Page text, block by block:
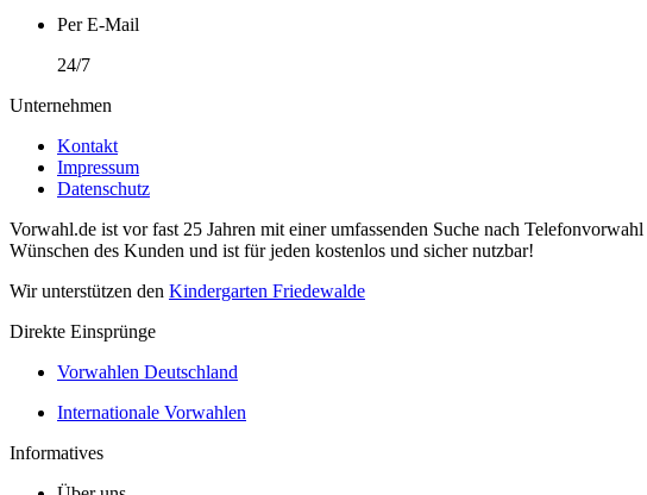
Per E-Mail
24/7
Unternehmen
Kontakt
Impressum
Datenschutz
Vorwahl.de ist vor fast 25 Jahren mit einer umfassenden Suche nach
Wünschen des Kunden und ist für jeden kostenlos und sicher nutzbar!
Wir unterstützen den Kindergarten Friedewalde
Direkte Einsprünge
Vorwahlen Deutschland
Internationale Vorwahlen
Informatives